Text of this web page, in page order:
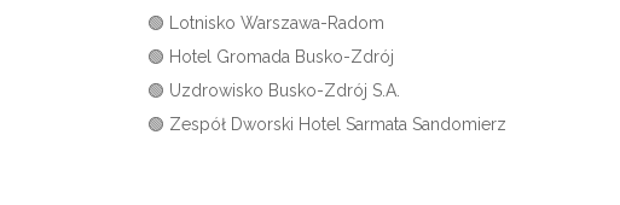
🟢 Lotnisko Warszawa-Radom
🟢 Hotel Gromada Busko-Zdrój
🟢 Uzdrowisko Busko-Zdrój S.A.
🟢 Zespół Dworski Hotel Sarmata Sandomierz